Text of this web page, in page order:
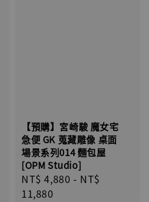
【預購】宮崎駿 魔女宅
急便 GK 蒐藏雕像 桌面
場景系列014 麵包屋
[OPM Studio]
Regular
price
NT$ 4,880 - NT$
11,880